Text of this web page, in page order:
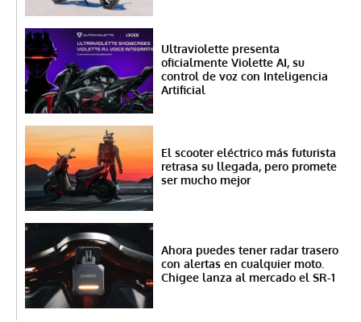
Ultraviolette presenta
oficialmente Violette AI, su
control de voz con Inteligencia
Artificial
El scooter eléctrico más futurista
retrasa su llegada, pero promete
ser mucho mejor
Ahora puedes tener radar trasero
con alertas en cualquier moto.
Chigee lanza al mercado el SR-1